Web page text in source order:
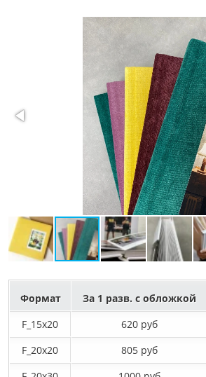
Формат За 1 разв. с обложкой
F_15х20
620 руб
F_20х20
805 руб